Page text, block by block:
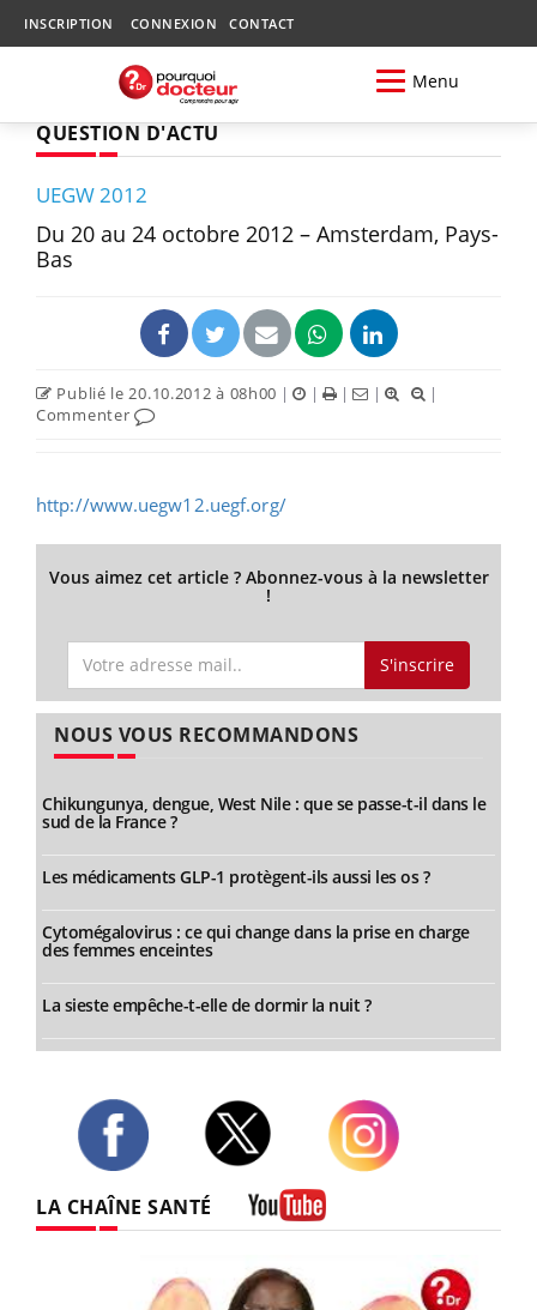
INSCRIPTION CONNEXION CONTACT
Menu
QUESTION D'ACTU
UEGW 2012
Du 20 au 24 octobre 2012 – Amsterdam, Pays-
Bas
Publié le 20.10.2012 à 08h00 | | | |
|
Commenter
http://www.uegw12.uegf.org/
Vous aimez cet article ? Abonnez-vous à la newsletter
!
S'inscrire
NOUS VOUS RECOMMANDONS
Chikungunya, dengue, West Nile : que se passe-t-il dans le
sud de la France ?
Les médicaments GLP-1 protègent-ils aussi les os ?
Cytomégalovirus : ce qui change dans la prise en charge
des femmes enceintes
La sieste empêche-t-elle de dormir la nuit ?
LA CHAÎNE SANTÉ